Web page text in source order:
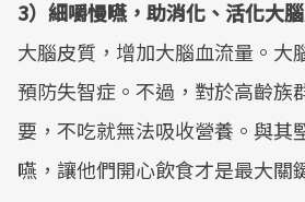
3）細嚼慢嚥，助消化、活化大
大腦皮質，增加大腦血流量。大
預防失智症。不過，對於高齡族
要，不吃就無法吸收營養。與其
嚥，讓他們開心飲食才是最大關